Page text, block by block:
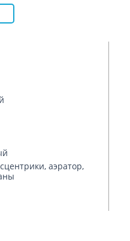
аэратор,